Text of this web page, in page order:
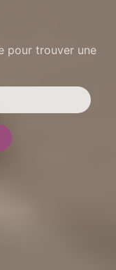
pour trouver une